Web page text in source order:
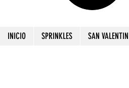
INICIO SPRINKLES SAN VALENTIN